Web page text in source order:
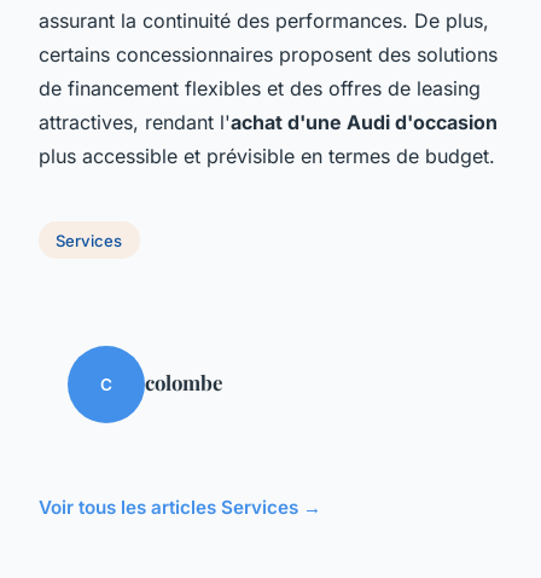
assurant la continuité des performances. De plus,
certains concessionnaires proposent des solutions
de financement flexibles et des offres de leasing
attractives, rendant l'achat d'une Audi d'occasion
plus accessible et prévisible en termes de budget.
Services
C colombe
Voir tous les articles Services →